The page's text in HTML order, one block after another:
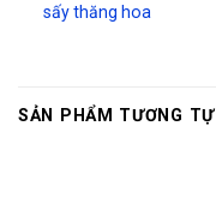
sấy thăng hoa
SẢN PHẨM TƯƠNG TỰ